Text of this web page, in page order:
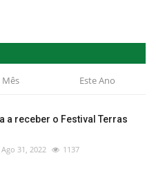
Mês Este Ano
a receber o Festival Terras
Ago 31, 2022 1137